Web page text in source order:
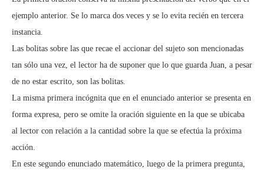
ejemplo anterior. Se lo marca dos veces y se lo evita recién en tercera
instancia.
Las bolitas sobre las que recae el accionar del sujeto son mencionadas
tan sólo una vez, el lector ha de suponer que lo que guarda Juan, a pesar
de no estar escrito, son las bolitas.
La misma primera incógnita que en el enunciado anterior se presenta en
forma expresa, pero se omite la oración siguiente en la que se ubicaba
al lector con relación a la cantidad sobre la que se efectúa la próxima
acción.
En este segundo enunciado matemático, luego de la primera pregunta,